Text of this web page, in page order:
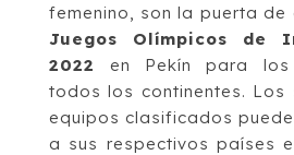
femenino, son la puerta de
Juegos Olímpicos de
2022en Pekín para
todos los continentes. Los
equipos clasificados
a sus respectivos países